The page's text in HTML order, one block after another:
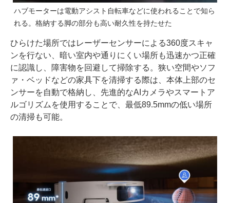
ハブモーターは電動アシスト自転車などに使われることで知ら
れる。格納する脚の部分も高い耐久性を持たせた
ひらけた場所ではレーザーセンサーによる360度スキャ
ンを行ない、暗い室内や通りにくい場所も迅速かつ正確
に認識し、障害物を回避して掃除する。狭い空間やソフ
ァ・ベッドなどの家具下を清掃する際は、本体上部のセ
ンサーを自動で格納し、先進的なAIカメラやスマートア
ルゴリズムを使用することで、最低89.5mmの低い場所
の清掃も可能。